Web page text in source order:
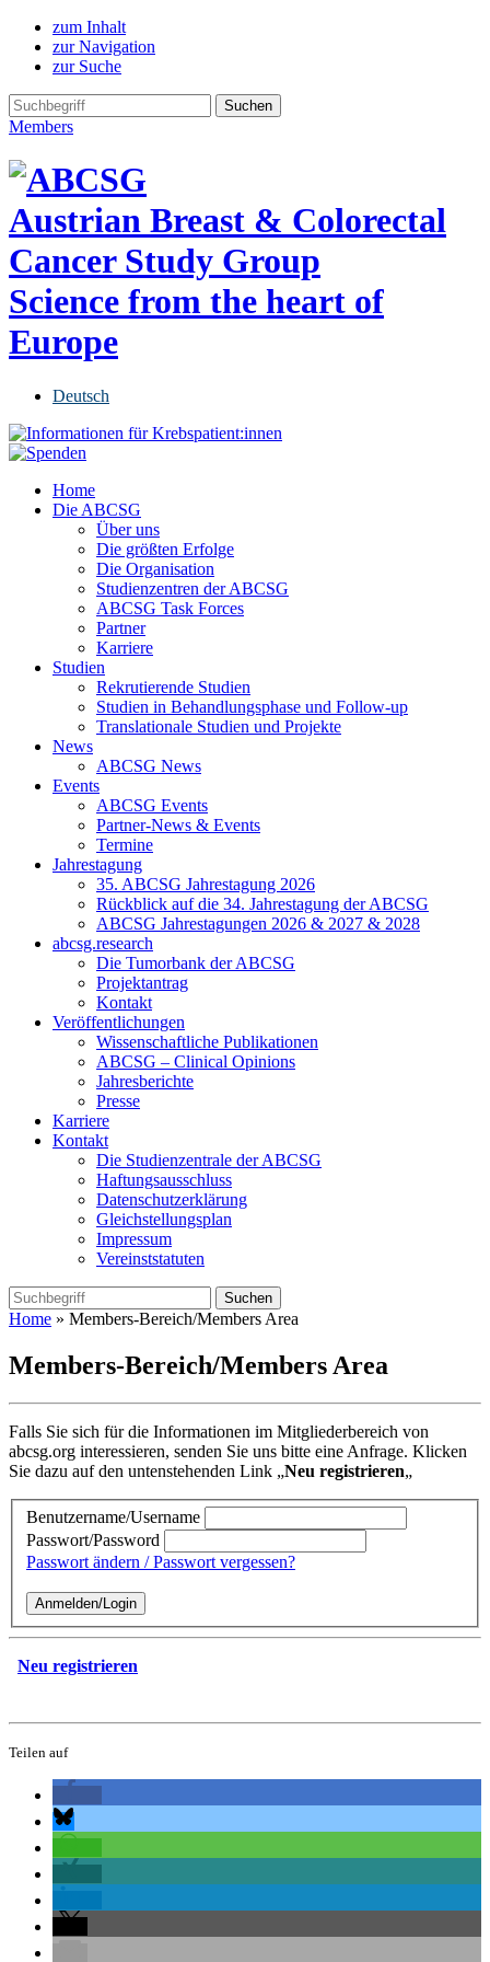
zum Inhalt
zur Navigation
zur Suche
Members
Austrian Breast & Colorectal
Cancer Study Group
Science from the heart of
Europe
Deutsch
Home
Die ABCSG
Über uns
Die größten Erfolge
Die Organisation
Studienzentren der ABCSG
ABCSG Task Forces
Partner
Karriere
Studien
Rekrutierende Studien
Studien in Behandlungsphase und Follow-up
Translationale Studien und Projekte
News
ABCSG News
Events
ABCSG Events
Partner-News & Events
Termine
Jahrestagung
35. ABCSG Jahrestagung 2026
Rückblick auf die 34. Jahrestagung der ABCSG
ABCSG Jahrestagungen 2026 & 2027 & 2028
abcsg.research
Die Tumorbank der ABCSG
Projektantrag
Kontakt
Veröffentlichungen
Wissenschaftliche Publikationen
ABCSG – Clinical Opinions
Jahresberichte
Presse
Karriere
Kontakt
Die Studienzentrale der ABCSG
Haftungsausschluss
Datenschutzerklärung
Gleichstellungsplan
Impressum
Vereinststatuten
Home » Members-Bereich/Members Area
Members-Bereich/Members Area
Falls Sie sich für die Informationen im Mitgliederbereich von
abcsg.org interessieren, senden Sie uns bitte eine Anfrage. Klicken
Sie dazu auf den untenstehenden Link „Neu registrieren„
Benutzername/Username
Passwort/Password
Passwort ändern / Passwort vergessen?
Neu registrieren
Teilen auf